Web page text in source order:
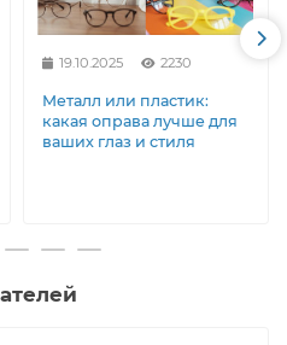
19.10.2025 2230
Металл или пластик:
какая оправа лучше для
ваших глаз и стиля